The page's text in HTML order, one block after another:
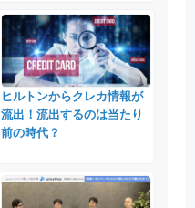
ヒルトンからクレカ情報が
流出！流出するのは当たり
前の時代？